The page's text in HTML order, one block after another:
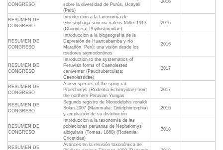
CONGRESO
sobre la diversidad de Purús, Ucayali
(Perú)
2016
RESUMEN DE
CONGRESO
Introducción a la taxonomía de
Glossophaga soricina valens Miller 1913
(Chiroptera: Phyllostomidae)
2016
RESUMEN DE
CONGRESO
Introducción a la biogeografía de la
Depresión de Huancabamba y río
Marañón, Perú: una visión desde los
roedores sigmodontinos
2016
RESUMEN DE
CONGRESO
Introduction to the systematics of
Peruvian forms of Caenolestes
caniventer (Paucituberculata:
Caenolestidae)
2017
RESUMEN DE
CONGRESO
A new species of the spiny rat
Proechimys (Rodentia Echimyidae) from
the northern Peruvian Yungas
2017
RESUMEN DE
CONGRESO
Segundo registro de Monodelphis ronaldi
Solari 2007 (Mammalia: Didelphimorphia)
y ampliación de su distribución
2016
RESUMEN DE
CONGRESO
Introducción a la taxonomía de las
poblaciones peruanas de Nephelomys
albigularis (Tomes, 1860) (Rodentia:
Cricetidae)
2018
RESUMEN DE
Avances en la revisión taxonómica de